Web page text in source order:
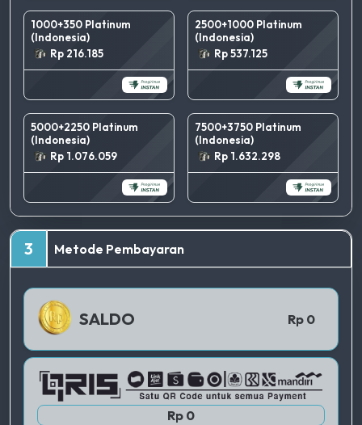
1000+350 Platinum
(Indonesia)
Rp 216.185
2500+1000 Platinum
(Indonesia)
Rp 537.125
5000+2250 Platinum
(Indonesia)
Rp 1.076.059
7500+3750 Platinum
(Indonesia)
Rp 1.632.298
3 Metode Pembayaran
SALDO Rp 0
Rp 0
QRIS 1
QRIS 2